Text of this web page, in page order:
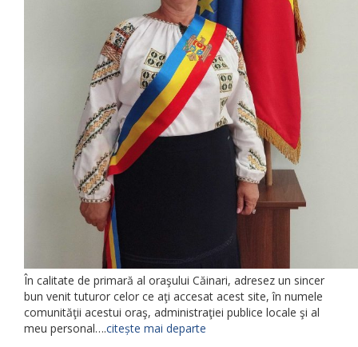
În calitate de primară al oraşului Căinari, adresez un sincer
bun venit tuturor celor ce aţi accesat acest site, în numele
comunităţii acestui oraş, administraţiei publice locale şi al
meu personal….citește mai departe